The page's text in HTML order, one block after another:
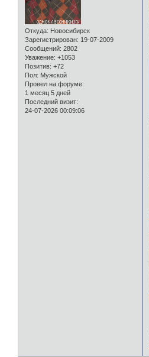
Откуда: Новосибирск
Зарегистрирован: 19-07-2009
Сообщений: 2802
Уважение: +1053
Позитив: +72
Пол: Мужской
Провел на форуме:
1 месяц 5 дней
Последний визит:
24-07-2026 00:09:06